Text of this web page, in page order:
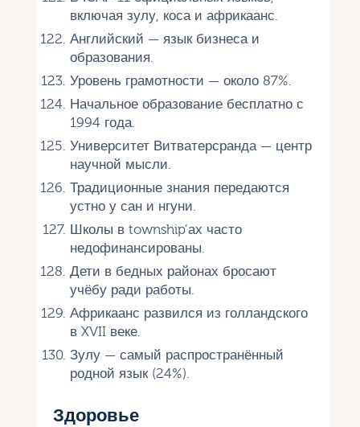
включая зулу, коса и африкаанс.
Английский — язык бизнеса и
образования.
Уровень грамотности — около 87%.
Начальное образование бесплатно с
1994 года.
Университет Витватерсранда — центр
научной мысли.
Традиционные знания передаются
устно у сан и нгуни.
Школы в township’ах часто
недофинансированы.
Дети в бедных районах бросают
учёбу ради работы.
Африкаанс развился из голландского
в XVII веке.
Зулу — самый распространённый
родной язык (24%).
Здоровье